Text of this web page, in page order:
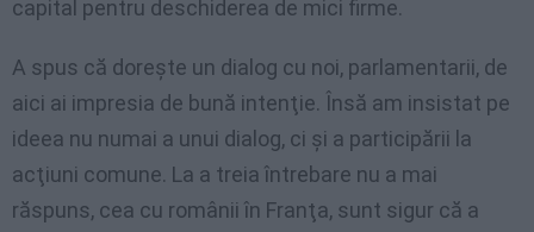
capital pentru deschiderea de mici firme.
A spus că doreşte un dialog cu noi, parlamentarii, de
aici ai impresia de bună intenţie. Însă am insistat pe
ideea nu numai a unui dialog, ci şi a participării la
acţiuni comune. La a treia întrebare nu a mai
răspuns, cea cu românii în Franţa, sunt sigur că a